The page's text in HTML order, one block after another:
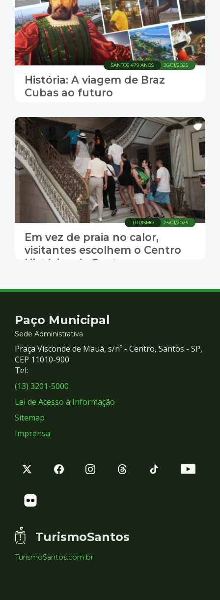
26/01/2025
SANTOS 479 ANOS
História: A viagem de Braz
Cubas ao futuro
25/01/2025
TURISMO
Em vez de praia no calor,
visitantes escolhem o Centro
Histórico de Santos
Contato
e
Redes
Sociais
Paço Municipal
Sede Administrativa
Praça Visconde de Mauá, s/nº - Centro, Santos - SP,
CEP 11010-900
Tel:
(13) 3201-5000
Lei de Acesso à Informação
Sitemap
Imprensa
TurismoSantos
TurismoSantos.com.br